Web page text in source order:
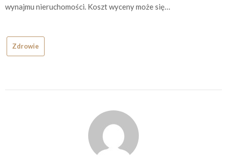
wynajmu nieruchomości. Koszt wyceny może się…
Zdrowie